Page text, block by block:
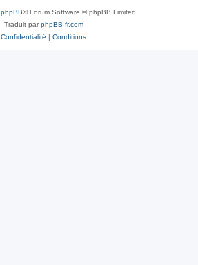
phpBB® Forum Software © phpBB Limited
Traduit parphpBB-fr.com
Confidentialité | Conditions